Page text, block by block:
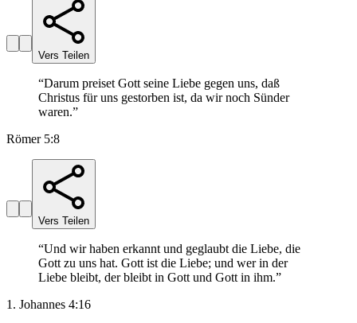
Vers Teilen
“Darum preiset Gott seine Liebe gegen uns, daß
Christus für uns gestorben ist, da wir noch Sünder
waren.”
Römer 5:8
Vers Teilen
“Und wir haben erkannt und geglaubt die Liebe, die
Gott zu uns hat. Gott ist die Liebe; und wer in der
Liebe bleibt, der bleibt in Gott und Gott in ihm.”
1. Johannes 4:16